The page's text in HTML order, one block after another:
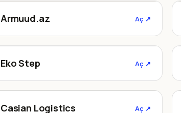
Armuud.az Aç ↗
Eko Step Aç ↗
Casian Logistics Aç ↗